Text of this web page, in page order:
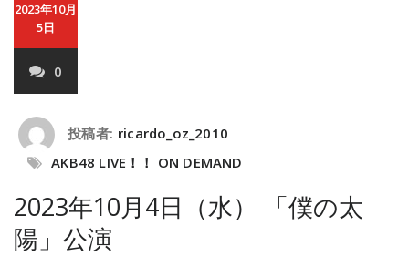
2023年10月
5日
0
投稿者: ricardo_oz_2010
AKB48 LIVE！！ ON DEMAND
2023年10月4日（水） 「僕の太
陽」公演